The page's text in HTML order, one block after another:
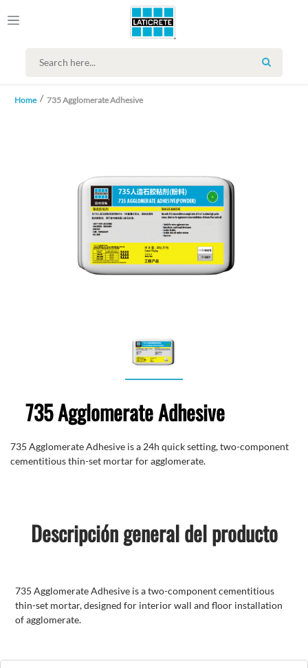
SEARCH
Home 735 Agglomerate Adhesive
735 Agglomerate Adhesive
735 Agglomerate Adhesive is a 24h quick setting, two-component
cementitious thin-set mortar for agglomerate.
Descripción general del producto
735 Agglomerate Adhesive is a two-component cementitious
thin-set mortar, designed for interior wall and floor installation
of agglomerate.